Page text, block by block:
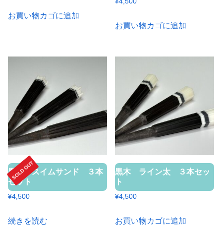
お買い物カゴに追加
お買い物カゴに追加
SOLD OUT
黒木 スイムサンド ３本
セット
¥4,500
続きを読む
黒木 ライン太 ３本セッ
ト
¥4,500
お買い物カゴに追加